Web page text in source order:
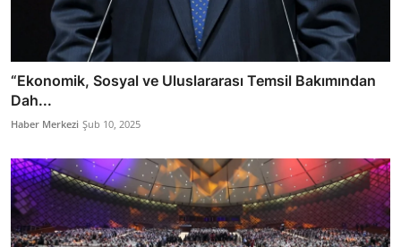
“Ekonomik, Sosyal ve Uluslararası Temsil Bakımından
Dah...
Haber Merkezi Şub 10, 2025